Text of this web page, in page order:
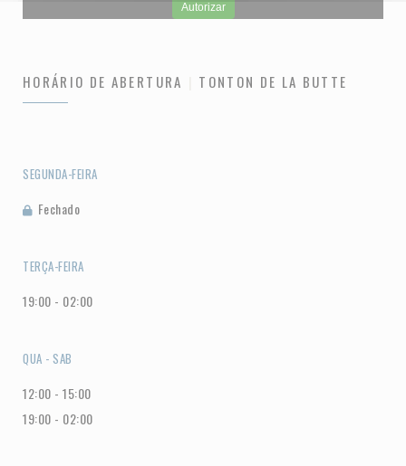
Autorizar
HORÁRIO DE ABERTURA TONTON DE LA BUTTE
SEGUNDA-FEIRA
Fechado
TERÇA-FEIRA
19:00 - 02:00
QUA - SAB
12:00 - 15:00
19:00 - 02:00